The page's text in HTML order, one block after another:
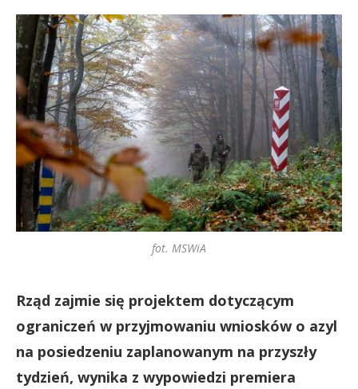
fot. MSWiA
Rząd zajmie się projektem dotyczącym
ograniczeń w przyjmowaniu wniosków o azyl
na posiedzeniu zaplanowanym na przyszły
tydzień, wynika z wypowiedzi premiera